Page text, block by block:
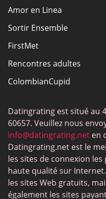
Amor en Linea
Sortir Ensemble
FirstMet
Rencontres adultes
ColombianCupid
MeetMindful
BDSM
BBPeopleMeet
Sites Sugar Daddy
JPeopleMeet
Datingrating est situé au
60657. Veuillez nous
info@datingrating.net en
Datingrating.net est le
les sites de connexion
haute qualité sur
les sites Web gratuits,
également les sites